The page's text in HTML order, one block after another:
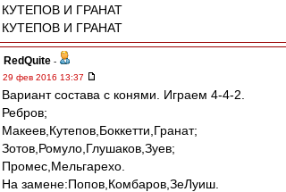
КУТЕПОВ И ГРАНАТ
КУТЕПОВ И ГРАНАТ
RedQuite -
29 фев 2016 13:37
Вариант состава с конями. Играем 4-4-2.
Ребров;
Макеев,Кутепов,Боккетти,Гранат;
Зотов,Ромуло,Глушаков,Зуев;
Промес,Мельгарехо.
На замене:Попов,Комбаров,ЗеЛуиш.